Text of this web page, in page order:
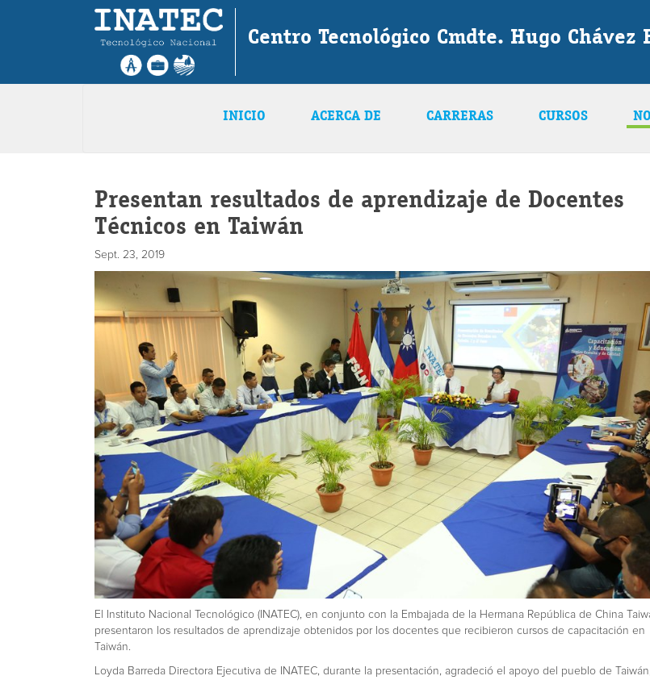
Centro Tecnológico Cmdte. Hugo Chávez
INICIO ACERCA DE CARRERAS CURSOS
Presentan resultados de aprendizaje de Docentes
Técnicos en Taiwán
Sept. 23, 2019
El Instituto Nacional Tecnológico (INATEC), en conjunto con la Embajada de la Hermana República de China
presentaron los resultados de aprendizaje obtenidos por los docentes que recibieron cursos de capacitación en
Taiwán.
Loyda Barreda Directora Ejecutiva de INATEC, durante la presentación, agradeció el apoyo del pueblo de